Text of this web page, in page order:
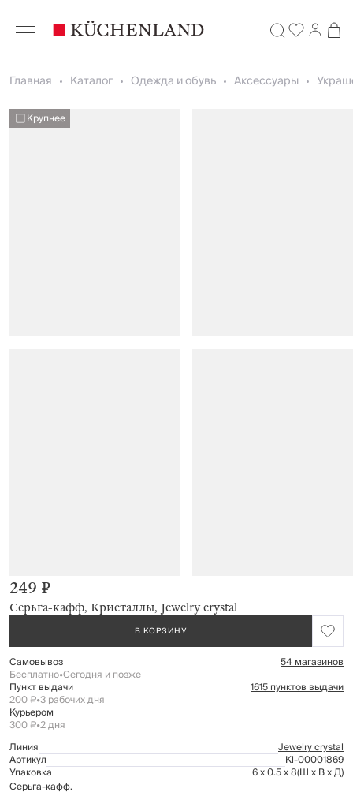
Главная Каталог Одежда и обувь Аксессуары
Крупнее
Серьга-кафф, Кристаллы, Jewelry crystal
249 ₽
В КОРЗИНУ
Самовывоз 54 магазинов
Бесплатно•Сегодня и позже
Пункт выдачи 1615 пунктов выдачи
200 ₽•3 рабочих дня
Курьером
300 ₽•2 дня
Линия
Jewelry crystal
Артикул Kl-00001869
Упаковка 6 x 0.5 x 8(Ш x В x Д)
Серьга-кафф.